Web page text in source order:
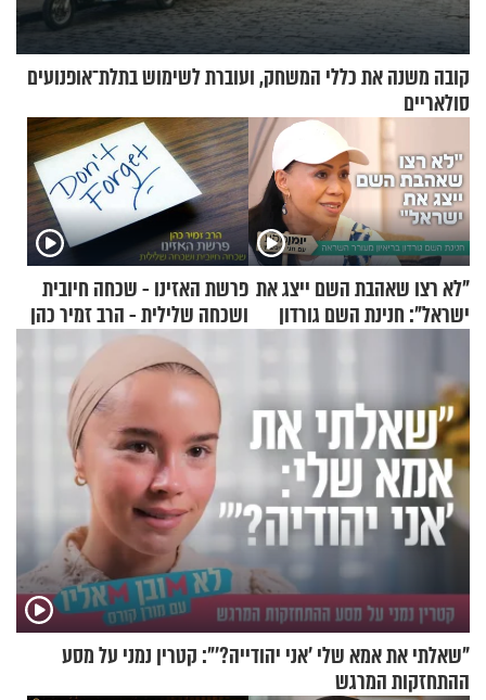
קובה משנה את כללי המשחק, ועוברת לשימוש בתלת־אופנועים
סולאריים
"לא רצו שאהבת השם ייצג את
ישראל": חנינת השם גורדון
פרשת האזינו - שכחה חיובית
ושכחה שלילית - הרב זמיר כהן
"שאלתי את אמא שלי 'אני יהודייה?'": קטרין נמני על מסע
ההתחזקות המרגש